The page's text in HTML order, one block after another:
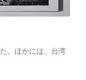
。ほかには、台湾